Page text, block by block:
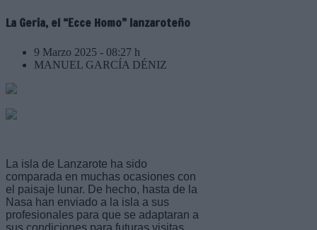
La Geria, el “Ecce Homo” lanzaroteño
9 Marzo 2025 - 08:27 h
MANUEL GARCÍA DÉNIZ
La isla de Lanzarote ha sido
comparada en muchas ocasiones con
el paisaje lunar. De hecho, hasta de la
Nasa han enviado a la isla a sus
profesionales para que se adaptaran a
sus condiciones para futuras visitas